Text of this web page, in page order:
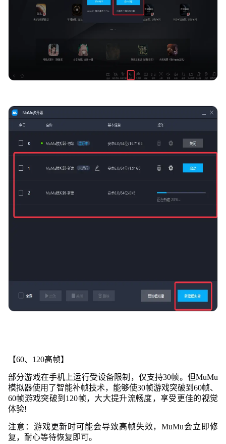
【60、120高帧】
部分游戏在手机上运行受设备限制，仅支持30帧。但MuMu
模拟器使用了智能补帧技术，能够使30帧游戏突破到60帧、
60帧游戏突破到120帧，大大提升流畅度，享受更佳的视觉
体验!
注意：游戏更新时可能会导致高帧失效，MuMu会立即修
复，耐心等待恢复即可。